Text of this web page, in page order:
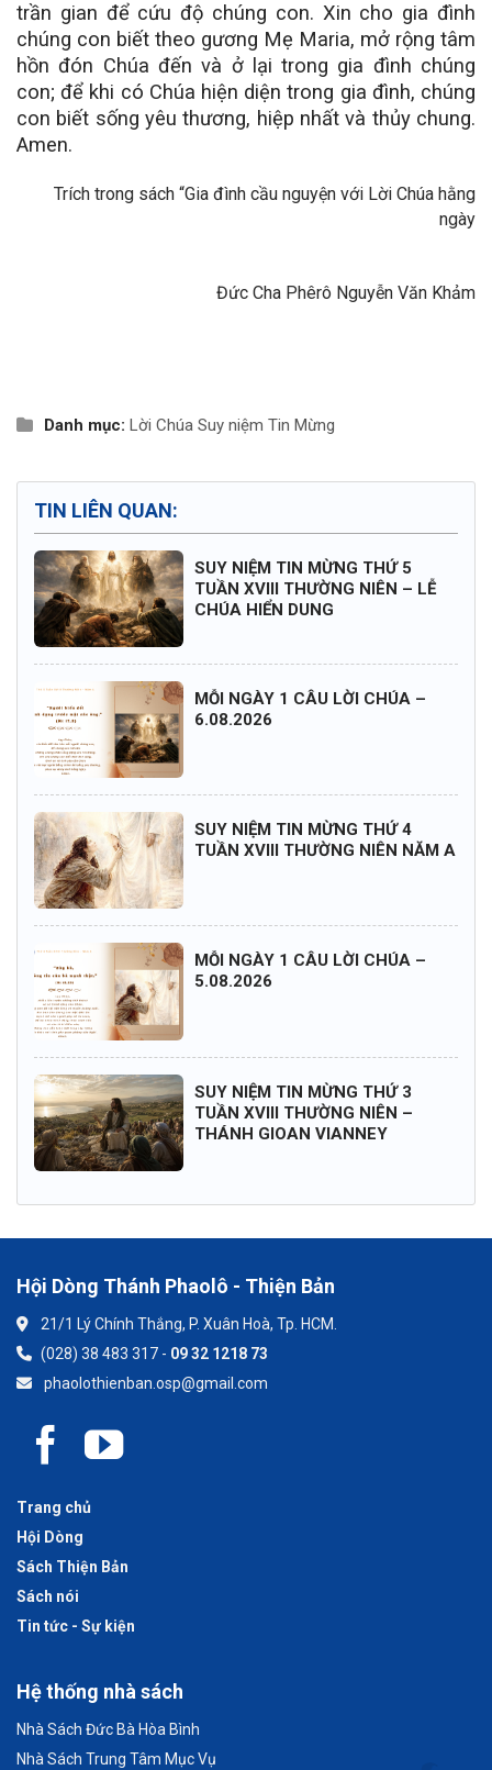
trần gian để cứu độ chúng con. Xin cho gia đình
chúng con biết theo gương Mẹ Maria, mở rộng tâm
hồn đón Chúa đến và ở lại trong gia đình chúng
con; để khi có Chúa hiện diện trong gia đình, chúng
con biết sống yêu thương, hiệp nhất và thủy chung.
Amen.
Trích trong sách “Gia đình cầu nguyện với Lời Chúa hằng
ngày
Đức Cha Phêrô Nguyễn Văn Khảm
Danh mục: Lời Chúa Suy niệm Tin Mừng
TIN LIÊN QUAN:
SUY NIỆM TIN MỪNG THỨ 5
TUẦN XVIII THƯỜNG NIÊN – LỄ
CHÚA HIỂN DUNG
MỖI NGÀY 1 CÂU LỜI CHÚA –
6.08.2026
SUY NIỆM TIN MỪNG THỨ 4
TUẦN XVIII THƯỜNG NIÊN NĂM A
MỖI NGÀY 1 CÂU LỜI CHÚA –
5.08.2026
SUY NIỆM TIN MỪNG THỨ 3
TUẦN XVIII THƯỜNG NIÊN –
THÁNH GIOAN VIANNEY
Hội Dòng Thánh Phaolô - Thiện Bản
21/1 Lý Chính Thắng, P. Xuân Hoà, Tp. HCM.
(028) 38 483 317 - 09 32 1218 73
phaolothienban.osp@gmail.com
Trang chủ
Hội Dòng
Sách Thiện Bản
Sách nói
Tin tức - Sự kiện
Hệ thống nhà sách
Nhà Sách Đức Bà Hòa Bình
Nhà Sách Trung Tâm Mục Vụ